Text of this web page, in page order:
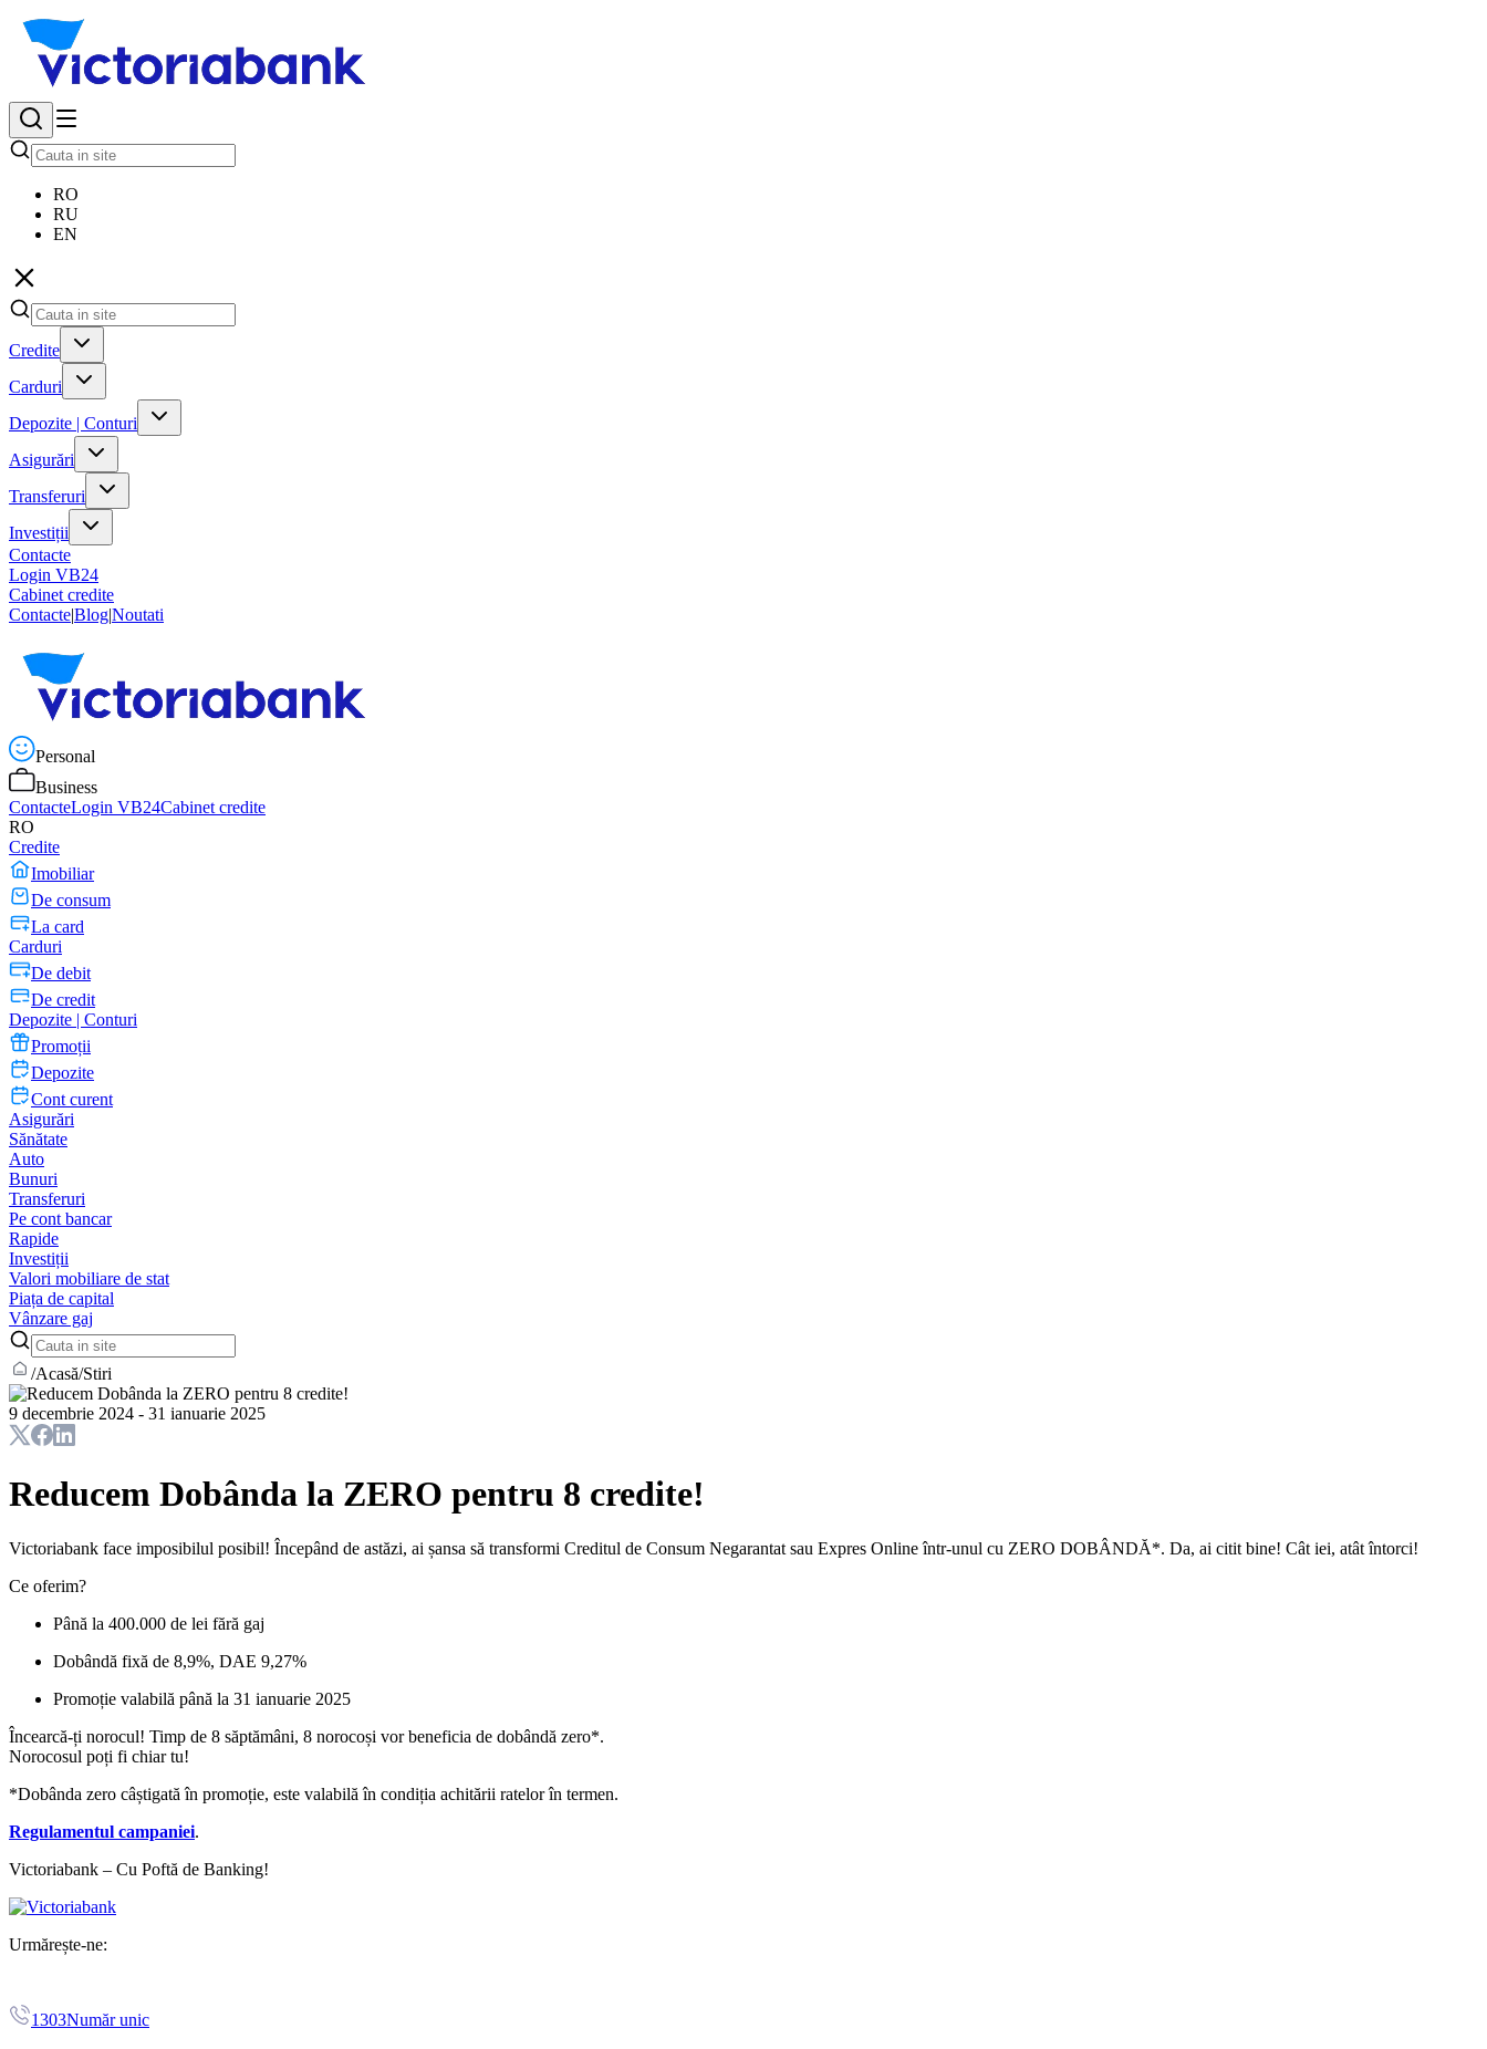
RO
RU
EN
Credite
Carduri
Depozite | Conturi
Asigurări
Transferuri
Investiții
Contacte
Login VB24
Cabinet credite
Contacte|Blog|Noutati
Personal
Business
ContacteLogin VB24Cabinet credite
RO
Credite
Imobiliar
De consum
La card
Carduri
De debit
De credit
Depozite | Conturi
Promoții
Depozite
Cont curent
Asigurări
Sănătate
Auto
Bunuri
Transferuri
Pe cont bancar
Rapide
Investiții
Valori mobiliare de stat
Piața de capital
Vânzare gaj
/Acasă/Stiri
9 decembrie 2024 - 31 ianuarie 2025
Reducem Dobânda la ZERO pentru 8 credite!
Victoriabank face imposibilul posibil! Începând de astăzi, ai șansa să transformi Creditul de Consum Negarantat sau Expres Online într-unul cu ZERO DOBÂNDĂ*. Da, ai citit bine! Cât iei, atât întorci!
Ce oferim?
Până la 400.000 de lei fără gaj
Dobândă fixă de 8,9%, DAE 9,27%
Promoție valabilă până la 31 ianuarie 2025
Încearcă-ți norocul! Timp de 8 săptămâni, 8 norocoși vor beneficia de dobândă zero*.
Norocosul poți fi chiar tu!
*Dobânda zero câștigată în promoție, este valabilă în condiția achitării ratelor în termen.
Regulamentul campaniei.
Victoriabank – Cu Poftă de Banking!
Urmărește-ne:
1303Număr unic